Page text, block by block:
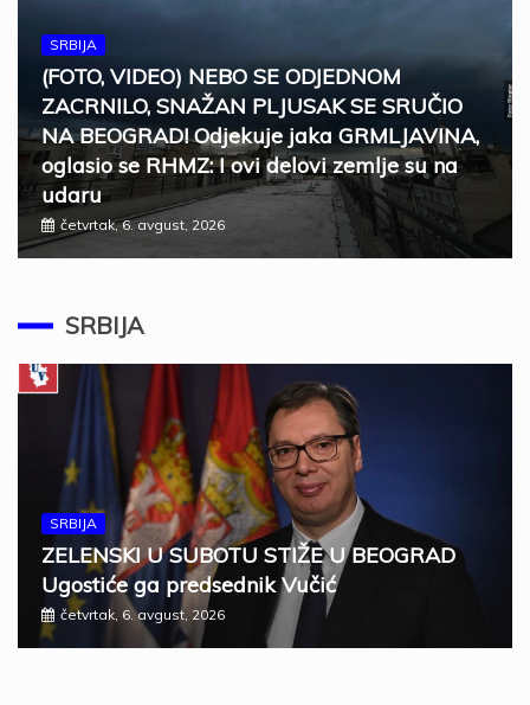
SRBIJA
(FOTO, VIDEO) NEBO SE ODJEDNOM
ZACRNILO, SNAŽAN PLJUSAK SE SRUČIO
NA BEOGRAD! Odjekuje jaka GRMLJAVINA,
oglasio se RHMZ: I ovi delovi zemlje su na
udaru
četvrtak, 6. avgust, 2026
SRBIJA
SRBIJA
ZELENSKI U SUBOTU STIŽE U BEOGRAD
Ugostiće ga predsednik Vučić
četvrtak, 6. avgust, 2026